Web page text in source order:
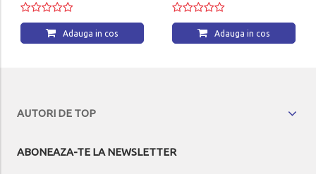
Adauga in cos Adauga in cos
AUTORI DE TOP
ABONEAZA-TE LA NEWSLETTER